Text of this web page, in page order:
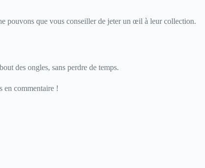
pouvons que vous conseiller de jeter un œil à leur collection.
des ongles, sans perdre de temps.
en commentaire !